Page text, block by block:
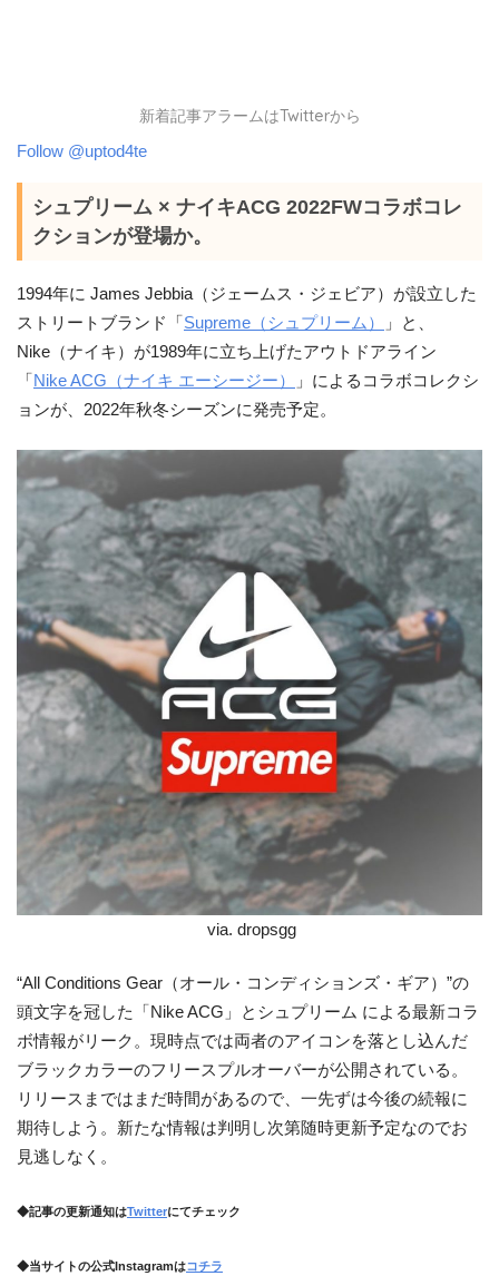
新着記事アラームはTwitterから
Follow @uptod4te
シュプリーム × ナイキACG 2022FWコラボコレ
クションが登場か。
1994年に James Jebbia（ジェームス・ジェビア）が設立した
ストリートブランド「 Supreme（シュプリーム）
」と、
Nike（ナイキ）が1989年に立ち上げたアウトドアライン
「 Nike ACG（ナイキ エーシージー）
」によるコラボコレクシ
ョンが、2022年秋冬シーズンに発売予定。
via. dropsgg
“All Conditions Gear（オール・コンディションズ・ギア）”の
頭文字を冠した「Nike ACG」とシュプリーム による最新コラ
ボ情報がリーク。現時点では両者のアイコンを落とし込んだ
ブラックカラーのフリースプルオーバーが公開されている。
リリースまではまだ時間があるので、一先ずは今後の続報に
期待しよう。新たな情報は判明し次第随時更新予定なのでお
見逃しなく。
◆記事の更新通知はTwitterにてチェック
◆当サイトの公式Instagramはコチラ